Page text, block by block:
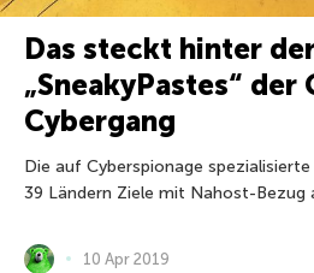
Das steckt hinter
„SneakyPastes“ der
Cybergang
Die auf Cyberspionage
39 Ländern Ziele mit Nahost-Bezug
10 Apr 2019